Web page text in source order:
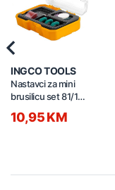
INGCO TOOLS
Nastavci za mini
brusilicu set 81/1
10,95 KM